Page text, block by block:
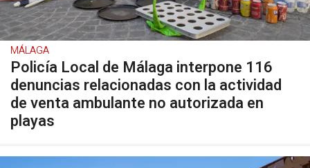
MÁLAGA
Policía Local de Málaga interpone 116
denuncias relacionadas con la actividad
de venta ambulante no autorizada en
playas